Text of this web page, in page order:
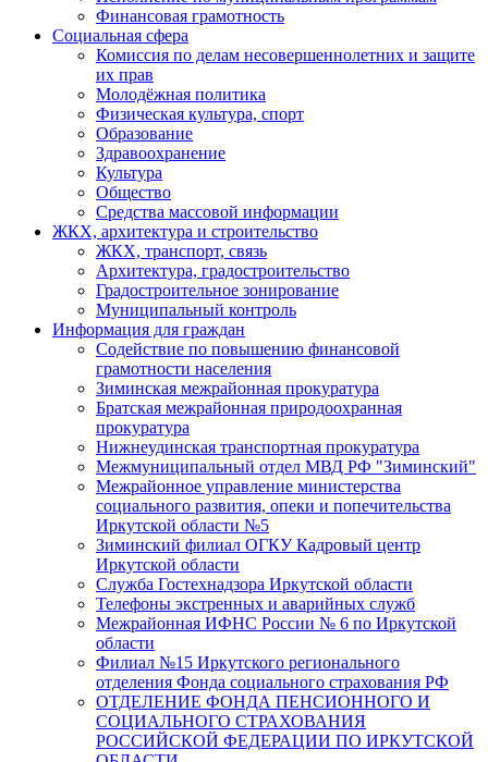
Финансовая грамотность
Социальная сфера
Комиссия по делам несовершеннолетних и защите
их прав
Молодёжная политика
Физическая культура, спорт
Образование
Здравоохранение
Культура
Общество
Средства массовой информации
ЖКХ, архитектура и строительство
ЖКХ, транспорт, связь
Архитектура, градостроительство
Градостроительное зонирование
Муниципальный контроль
Информация для граждан
Содействие по повышению финансовой
грамотности населения
Зиминская межрайонная прокуратура
Братская межрайонная природоохранная
прокуратура
Нижнеудинская транспортная прокуратура
Межмуниципальный отдел МВД РФ "Зиминский"
Межрайонное управление министерства
социального развития, опеки и попечительства
Иркутской области №5
Зиминский филиал ОГКУ Кадровый центр
Иркутской области
Служба Гостехнадзора Иркутской области
Телефоны экстренных и аварийных служб
Межрайонная ИФНС России № 6 по Иркутской
области
Филиал №15 Иркутского регионального
отделения Фонда социального страхования РФ
ОТДЕЛЕНИЕ ФОНДА ПЕНСИОННОГО И
СОЦИАЛЬНОГО СТРАХОВАНИЯ
РОССИЙСКОЙ ФЕДЕРАЦИИ ПО ИРКУТСКОЙ